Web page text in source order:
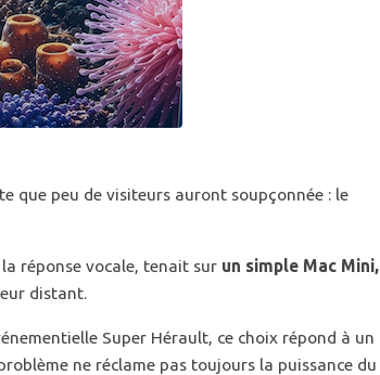
que peu de visiteurs auront soupçonnée : le
réponse vocale, tenait sur un simple Mac Mini,
distant.
Super Hérault, ce choix répond à un
ne réclame pas toujours la puissance du